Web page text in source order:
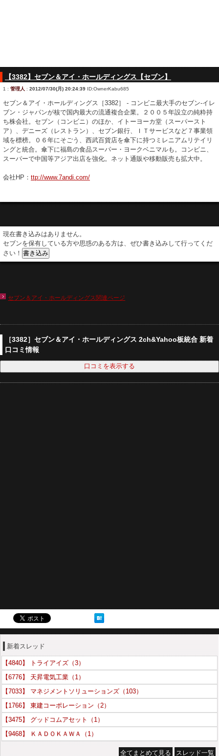
【3382】セブン＆アイ・ホールディングス【セブン】
1 : 管理人 : 2012/07/30(月) 20:24:39 ID:OwnerKabu685
セブン＆アイ・ホールディングス［3382］ - コンビニ最大手のセブン-イレ
ブン・ジャパンが核で国内最大の流通複合企業。２００５年設立の純粋持
ち株会社。セブン（コンビニ）のほか、イトーヨーカ堂（スーパースト
ア）、デニーズ（レストラン）、セブン銀行、ＩＴサービスなど７事業領
域を標榜。０６年にそごう、西武百貨店を傘下に持つミレニアムリテイリ
ングと統合。傘下に福島の食品スーパー・ヨークベニマルも。コンビニ、
スーパーで中国等アジア出店を強化。ネット通販や移動販売も拡大中。
会社HP： ttp://www.7andi.com/
現在書き込みはありません。
セブンを保有している方や思惑のある方は、ぜひ書き込みして行ってくだ
さい！
セブン＆アイ・ホールディングス関連ページ
［3382］セブン＆アイ・ホールディングス 2ch&Yahoo板統合 新着
口コミ情報
新着スレッド
【4840】 トライアイズ（3）
【6776】 天昇電気工業（1）
【7033】 マネジメントソリューションズ（103）
【1766】 東建コーポレーション（2）
【3475】 グッドコムアセット（1）
【9468】 ＫＡＤＯＫＡＷＡ（1）
スレッド一覧
全てまとめて見る